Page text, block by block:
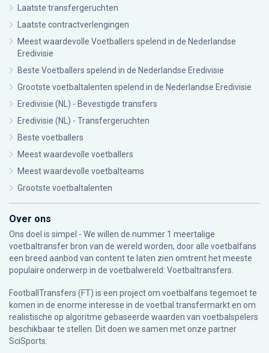
Laatste transfergeruchten
Laatste contractverlengingen
Meest waardevolle Voetballers spelend in de Nederlandse
Eredivisie
Beste Voetballers spelend in de Nederlandse Eredivisie
Grootste voetbaltalenten spelend in de Nederlandse Eredivisie
Eredivisie (NL) - Bevestigde transfers
Eredivisie (NL) - Transfergeruchten
Beste voetballers
Meest waardevolle voetballers
Meest waardevolle voetbalteams
Grootste voetbaltalenten
Over ons
Ons doel is simpel - We willen de nummer 1 meertalige
voetbaltransfer bron van de wereld worden, door alle voetbalfans
een breed aanbod van content te laten zien omtrent het meeste
populaire onderwerp in de voetbalwereld: Voetbaltransfers.
FootballTransfers (FT) is een project om voetbalfans tegemoet te
komen in de enorme interesse in de voetbal transfermarkt en om
realistische op algoritme gebaseerde waarden van voetbalspelers
beschikbaar te stellen. Dit doen we samen met onze partner
SciSports